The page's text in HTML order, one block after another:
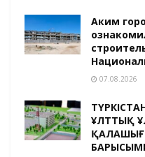
Аким
07.08.2026
ҰЛТТЫҚ